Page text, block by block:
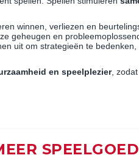
winnen, verliezen en
geheugen en
uit om strategieën te bedenken,
en speelplezier,